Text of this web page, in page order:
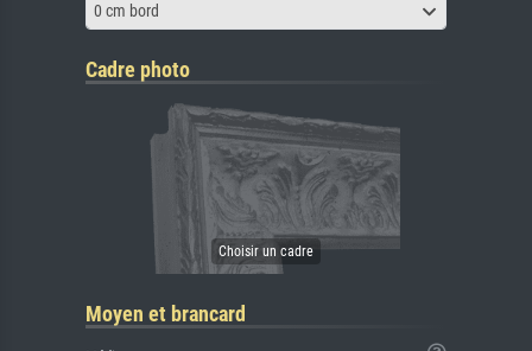
0 cm bord
Cadre photo
Moyen et brancard